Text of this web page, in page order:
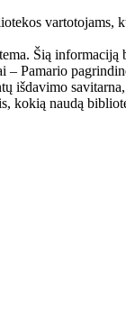
vartotojams,
Šią
Pamario
išdavimo
kokią naudą